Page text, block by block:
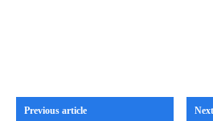
Previous article